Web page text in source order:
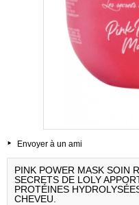
Envoyer à un ami
PINK POWER MASK SOIN
SECRETS DE LOLY
PROTÉINES
CHEVEU.